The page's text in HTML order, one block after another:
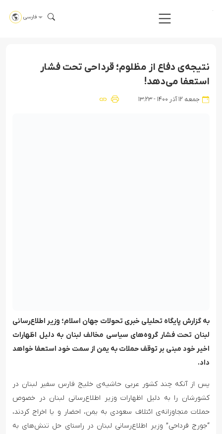
فارسی
نتیجه‌ی دفاع از مظلوم؛ قرداحی تحت فشار
استعفا می‌دهد!
جمعه ۱۲ آذر ۱۴۰۰ - ۱۳:۲۳
به گزارش پایگاه تحلیلی خبری تحولات جهان اسلام؛ وزیر اطلاع‌رسانی
لبنان تحت فشار گروه‌های سیاسی مخالف لبنان به دلیل اظهارات
اخیر خود مبنی بر توقف حملات به یمن از سمت خود استعفا خواهد
داد.
پس از آنکه چند کشور عربی حاشیه‌ی خلیج فارس سفیر لبنان در
کشورشان را به دلیل اظهارات وزیر اطلاع‌رسانی لبنان در خصوص
حملات متجاوزانه‌ی ائتلاف سعودی به یمن، احضار و یا اخراج کردند،
“جورج قرداحی” وزیر اطلاع‌رسانی لبنان در راستای حل تنش‌های به